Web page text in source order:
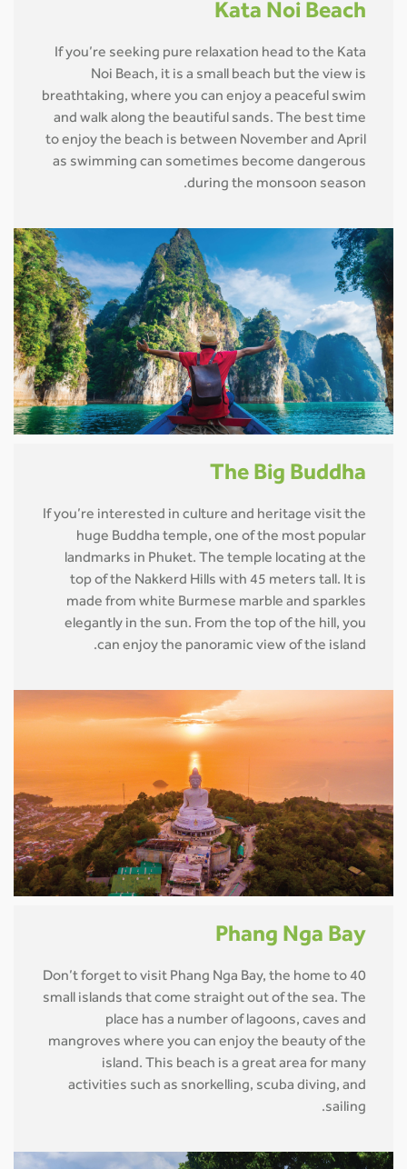
Kata Noi Beach
If you’re seeking pure relaxation head to the Kata
Noi Beach, it is a small beach but the view is
breathtaking, where you can enjoy a peaceful swim
and walk along the beautiful sands. The best time
to enjoy the beach is between November and April
as swimming can sometimes become dangerous
during the monsoon season.
The Big Buddha
If you’re interested in culture and heritage visit the
huge Buddha temple, one of the most popular
landmarks in Phuket. The temple locating at the
top of the Nakkerd Hills with 45 meters tall. It is
made from white Burmese marble and sparkles
elegantly in the sun. From the top of the hill, you
can enjoy the panoramic view of the island.
Phang Nga Bay
Don’t forget to visit Phang Nga Bay, the home to 40
small islands that come straight out of the sea. The
place has a number of lagoons, caves and
mangroves where you can enjoy the beauty of the
island. This beach is a great area for many
activities such as snorkelling, scuba diving, and
sailing.